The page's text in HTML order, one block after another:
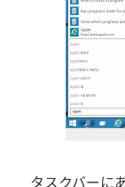
タスクバーに